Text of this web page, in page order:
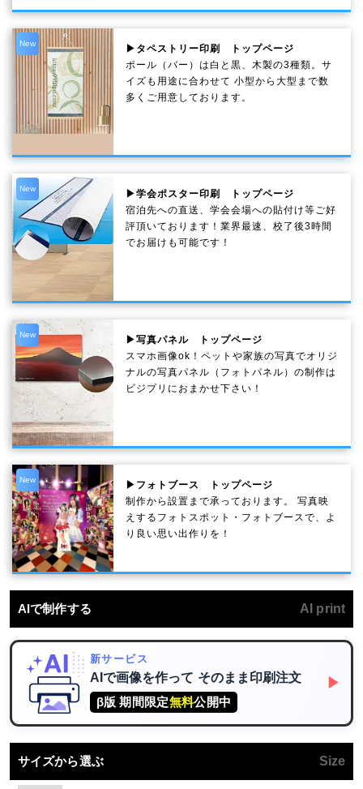
New
▶タペストリー印刷 トップページ
ポール（バー）は白と黒、木製の3種類。サ
イズも用途に合わせて 小型から大型まで数
多くご用意しております。
New
▶学会ポスター印刷 トップページ
宿泊先への直送、学会会場への貼付け等ご好
評頂いております！業界最速、校了後3時間
でお届けも可能です！
New
▶写真パネル トップページ
スマホ画像ok！ペットや家族の写真でオリジ
ナルの写真パネル（フォトパネル）の制作は
ビジプリにおまかせ下さい！
New
▶フォトブース トップページ
制作から設置まで承っております。 写真映
えするフォトスポット・フォトブースで、よ
り良い思い出作りを！
AIで制作する AI print
新サービス
AIで画像を作って そのまま印刷注文
β版 期間限定無料公開中
▶
サイズから選ぶ Size